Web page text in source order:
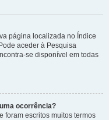
página localizada no Índice
aceder à Pesquisa
se disponível em todas
ocorrência?
foram escritos muitos termos